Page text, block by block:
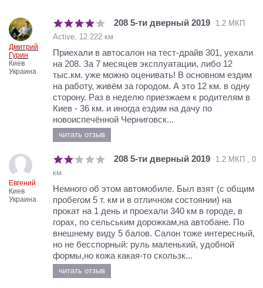
Дмитрий
Гурин
Киев
Украина
208 5-ти дверный 2019
1.2 МКП
Active, 12.222 км
Приехали в автосалон на тест-драйв 301, уехали
на 208. За 7 месяцев эксплуатации, либо 12
тыс.км. уже можно оценивать! В основном ездим
на работу, живём за городом. А это 12 км. в одну
сторону. Раз в неделю приезжаем к родителям в
Киев - 36 км. и иногда ездим на дачу по
новоиспечённой Черниговск...
читать отзыв
Евгений
Киев
Украина
208 5-ти дверный 2019
1.2 МКП , 0
км
Немного об этом автомобиле. Был взят (с общим
пробегом 5 т. км и в отличном состоянии) на
прокат на 1 день и проехали 340 км в городе, в
горах, по сельським дорожкам,на автобане. По
внешнему виду 5 балов. Салон тоже интересный,
но не бесспорный: руль маленький, удобной
формы,но кожа какая-то скользк...
читать отзыв